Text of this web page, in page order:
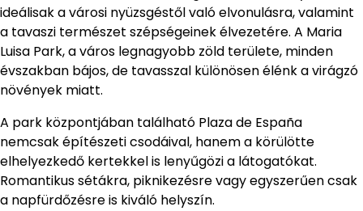
ideálisak a városi nyüzsgéstől való elvonulásra, valamint
a tavaszi természet szépségeinek élvezetére. A Maria
Luisa Park, a város legnagyobb zöld területe, minden
évszakban bájos, de tavasszal különösen élénk a virágzó
növények miatt.
A park központjában található Plaza de España
nemcsak építészeti csodáival, hanem a körülötte
elhelyezkedő kertekkel is lenyűgözi a látogatókat.
Romantikus sétákra, piknikezésre vagy egyszerűen csak
a napfürdőzésre is kiváló helyszín.